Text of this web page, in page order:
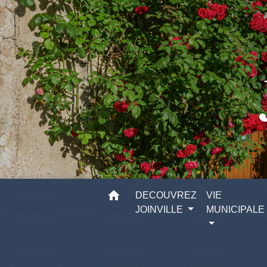
home
DECOUVREZ
JOINVILLE
VIE
MUNICIPALE